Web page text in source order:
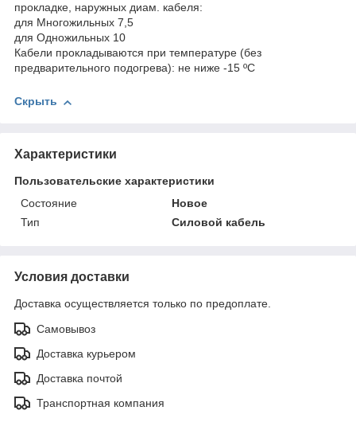
прокладке, наружных диам. кабеля:
для Многожильных 7,5
для Одножильных 10
Кабели прокладываются при температуре (без
предварительного подогрева): не ниже -15 ºС
Скрыть
Характеристики
Пользовательские характеристики
Состояние
Новое
Тип
Силовой кабель
Условия доставки
Доставка осуществляется только по предоплате.
Самовывоз
Доставка курьером
Доставка почтой
Транспортная компания